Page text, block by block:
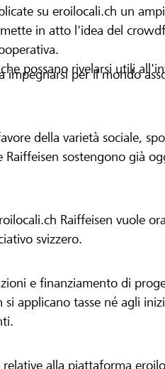
su eroilocali.ch un
in atto l'idea del
possano rivelarsi utili
impegnarsi per il mondo
della varietà sociale,
Raiffeisen sostengono già
Raiffeisen vuole
svizzero.
e finanziamento di
si applicano tasse né agli
alla piattaforma